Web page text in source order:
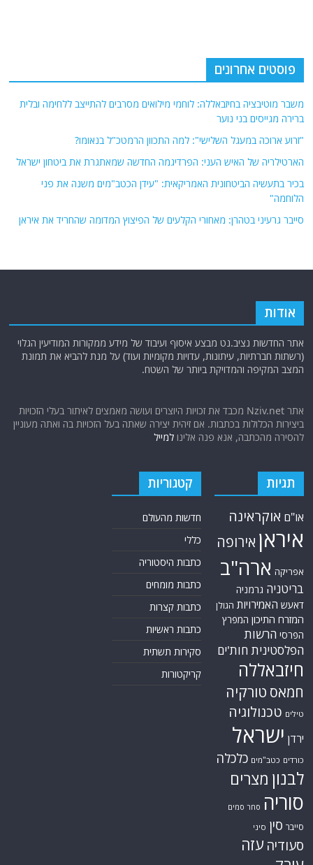
פוסטים אחרונים
משבר מוטיבציה בחיזבאללה: לוחמי מילואים מסרבים להתייצב ללחימה ובלית
ברירה מגייסים בני נוער
"זרוע ארוכה במעגל השלישי": למה התכוון הרמטכ"ל בנאומו?
הארטילריה של האיש העני: הפרדיגמה החדשה שמאתגרת את ביטחון ישראל
בכיר בתעשיה הביטחונית האמריקאית: "עידן הכטב"מים משנה את פני
הלוחמה"
סייבר גרעיני בטהרן: מאחורי הקלעים של הפיצוץ המדומה שהחריד את איראן
אודות
אתר החדשות נציב.נט מבצע איסוף ועיבוד של מידע ממקורות המודיעין הגלוי
(רשתות חברתיות, עיתונות, עדויות מקומיות ועוד) על מנת להביא את תמונת
המצב המקיפה והמדויקת ביותר של השטח.
אתר Nziv.net מכבד את זכויות היוצרים ועושה מאמצים לאיתור בעלי הזכויות
ביצירות הכלולות בכתבות. אם זיהית יצירה שאתה בעל הזכויות בה ואתה מעוניין
להסירה מהכתבה, אנא פנה אלינולמייל
תגיות
או"ם אוקראינה
איראן אירופה
אפריקה ארה"ב
בריטניה גרמניה
דאעש האמירויות הגולן
המזרח התיכון המפרץ
הפרסי הרשות
הפלסטינית חות'ים
חיזבאללה
חמאס טורקיה
טילים טכנולוגיה
ירדן ישראל
כורדים כטב"מים כלכלה
לבנון מצרים
סוריה סחר סמים
סייבר סין סיני
סעודיה עזה
קטגוריות
חדשות מהעולם
כללי
כתבות היסטוריה
כתבות מומחים
כתבות קצרות
כתבות ראשיות
סקירות תשתית
קריקטורות